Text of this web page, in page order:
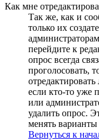
Как мне
Так же, как и
только их
перейдите к
опрос всегда
проголосовать,
если кто-то уже
или
удалить опрос.
менять варианты
Вернуться к